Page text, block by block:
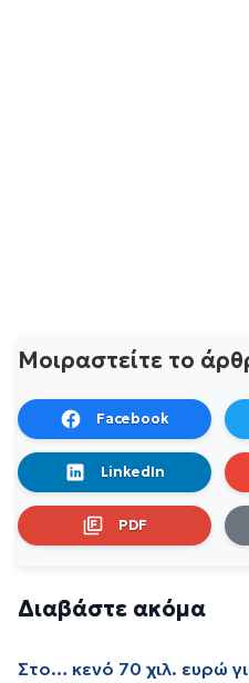
Μοιραστείτε το
Facebook
LinkedIn
PDF
Διαβάστε ακόμα
Στο… κενό 70 χιλ. ευρώ